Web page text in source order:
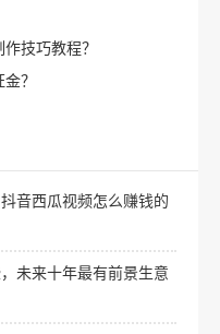
技巧教程？
？
音西瓜视频怎么赚钱的
未来十年最有前景生意